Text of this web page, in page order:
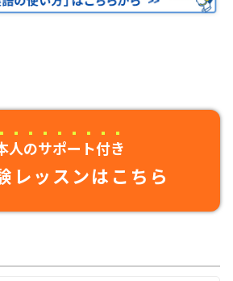
人のサポート付き
レッスンはこちら